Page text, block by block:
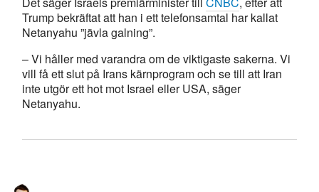
Trump bekräftat att han i ett telefonsamtal har kallat
Netanyahu ”jävla galning”.
– Vi håller med varandra om de viktigaste sakerna. Vi
vill få ett slut på Irans kärnprogram och se till att Iran
inte utgör ett hot mot Israel eller USA, säger
Netanyahu.